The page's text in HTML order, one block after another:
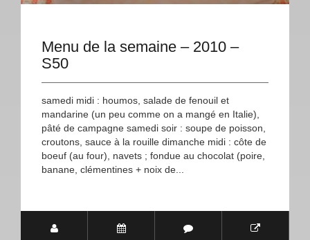
Menu de la semaine – 2010 –
S50
samedi midi : houmos, salade de fenouil et
mandarine (un peu comme on a mangé en Italie),
pâté de campagne samedi soir : soupe de poisson,
croutons, sauce à la rouille dimanche midi : côte de
boeuf (au four), navets ; fondue au chocolat (poire,
banane, clémentines + noix de...